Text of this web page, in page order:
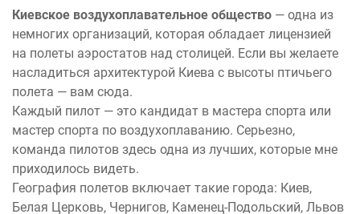
Киевское воздухоплавательное общество — одна из
немногих организаций, которая обладает лицензией
на полеты аэростатов над столицей. Если вы желаете
насладиться архитектурой Киева с высоты птичьего
полета — вам сюда.
Каждый пилот — это кандидат в мастера спорта или
мастер спорта по воздухоплаванию. Серьезно,
команда пилотов здесь одна из лучших, которые мне
приходилось видеть.
География полетов включает такие города: Киев,
Белая Церковь, Чернигов, Каменец-Подольский, Львов